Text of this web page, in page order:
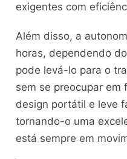
exigentes com
Além disso, a
horas, dependendo
pode levá-lo para o
sem se preocupar em
design portátil e leve
tornando-o uma
está sempre em